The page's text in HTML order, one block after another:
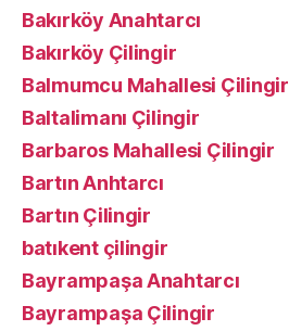
Bakırköy Anahtarcı
Bakırköy Çilingir
Balmumcu Mahallesi Çilingir
Baltalimanı Çilingir
Barbaros Mahallesi Çilingir
Bartın Anhtarcı
Bartın Çilingir
batıkent çilingir
Bayrampaşa Anahtarcı
Bayrampaşa Çilingir